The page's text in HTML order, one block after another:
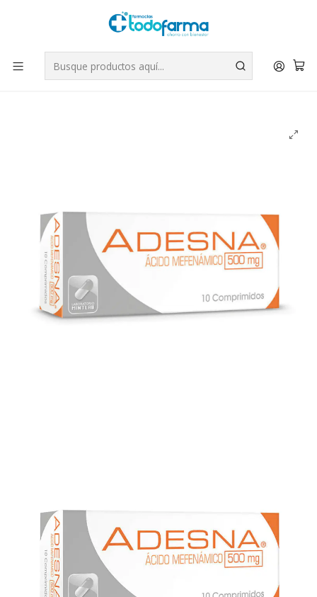
Tus compras tienen envío GRATIS por Rappi - Atención exclusiva
para Chile | WhatsApp +56
Leer más
Inicio Medicamentos
Adesna Ácido Mefenámico 500 mg 10 Comprimidos.